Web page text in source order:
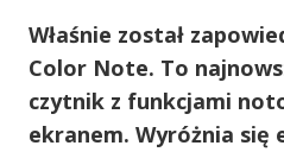
Właśnie został
Color Note. To
czytnik z funkcjami
ekranem. Wyróżnia się